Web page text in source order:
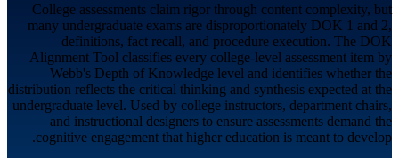
College assessments claim rigor through content complexity, but
many undergraduate exams are disproportionately DOK 1 and 2,
definitions, fact recall, and procedure execution. The DOK
Alignment Tool classifies every college-level assessment item by
Webb's Depth of Knowledge level and identifies whether the
distribution reflects the critical thinking and synthesis expected at the
undergraduate level. Used by college instructors, department chairs,
and instructional designers to ensure assessments demand the
cognitive engagement that higher education is meant to develop.